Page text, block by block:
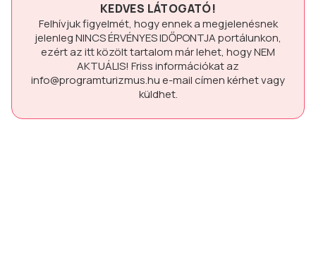
KEDVES LÁTOGATÓ!
Felhívjuk figyelmét, hogy ennek a megjelenésnek
jelenlegNINCS ÉRVÉNYES IDŐPONTJAportálunkon,
ezért az itt közölt tartalom már lehet, hogyNEM
AKTUÁLIS! Friss információkat az
info@programturizmus.hue-mail címen kérhet vagy
küldhet.